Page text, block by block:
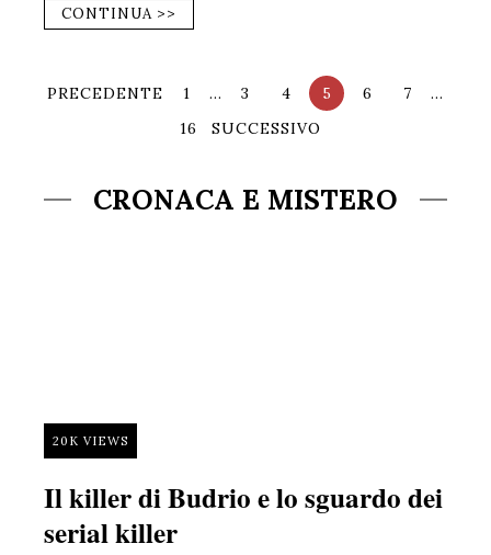
CONTINUA >>
PRECEDENTE 1 … 3 4 5 6 7
…
16
SUCCESSIVO
CRONACA E MISTERO
20K VIEWS
Il killer di Budrio e lo sguardo dei
serial killer